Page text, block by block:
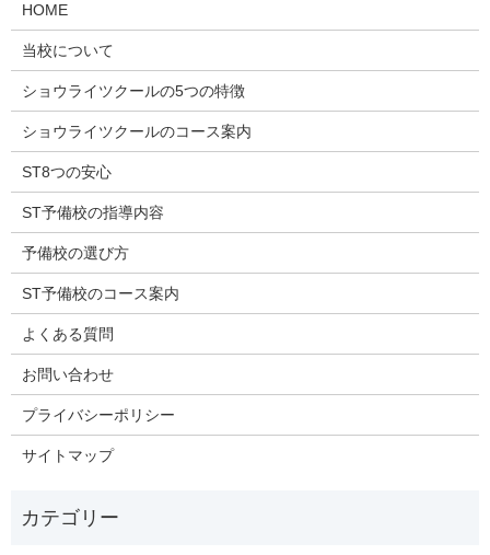
HOME
当校について
ショウライツクールの5つの特徴
ショウライツクールのコース案内
ST8つの安心
ST予備校の指導内容
予備校の選び方
ST予備校のコース案内
よくある質問
お問い合わせ
プライバシーポリシー
サイトマップ